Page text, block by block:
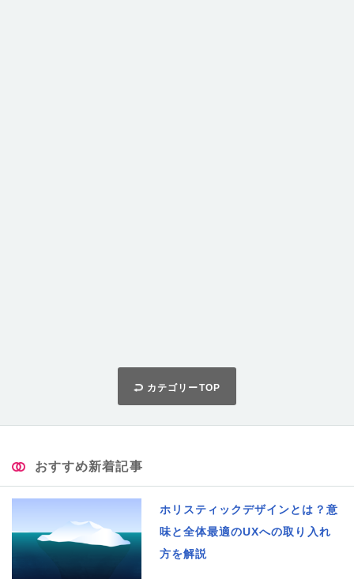
カテゴリーTOP
おすすめ新着記事
ホリスティックデザインとは？意
味と全体最適のUXへの取り入れ
方を解説